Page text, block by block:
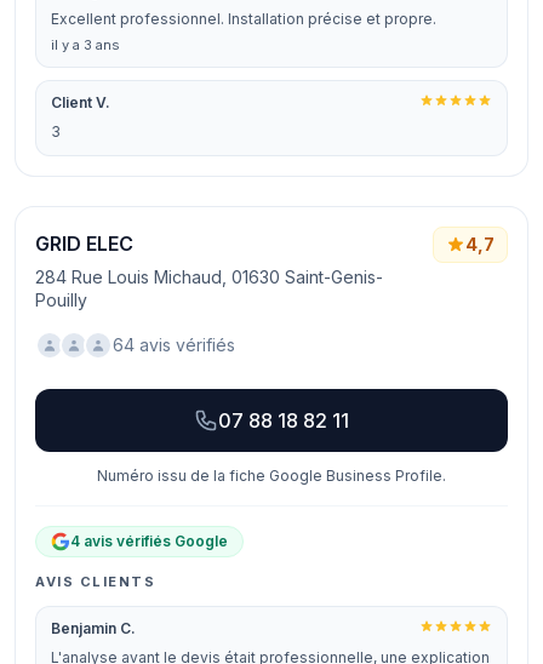
Excellent professionnel. Installation précise et propre.
il y a 3 ans
Client V.
3
GRID ELEC
284 Rue Louis Michaud, 01630 Saint-Genis-
Pouilly
4,7
64 avis vérifiés
07 88 18 82 11
Numéro issu de la fiche Google Business Profile.
4 avis vérifiés Google
AVIS CLIENTS
Benjamin C.
L'analyse avant le devis était professionnelle, une explication